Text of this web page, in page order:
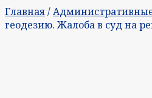
Главная/
геодезию. Жалоба в суд на